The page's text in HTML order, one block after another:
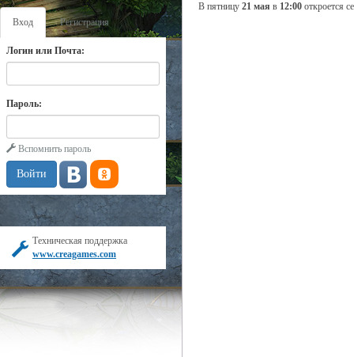
Вход Регистрация
Логин или Почта:
Пароль:
Вспомнить пароль
Техническая поддержка
www.creagames.com
В пятницу 21 мая в 12:00 откроется